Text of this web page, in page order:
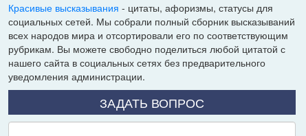
Красивые высказывания - цитаты, афоризмы, статусы для
социальных сетей. Мы собрали полный сборник высказываний
всех народов мира и отсортировали его по соответствующим
рубрикам. Вы можете свободно поделиться любой цитатой с
нашего сайта в социальных сетях без предварительного
уведомления администрации.
ЗАДАТЬ ВОПРОС